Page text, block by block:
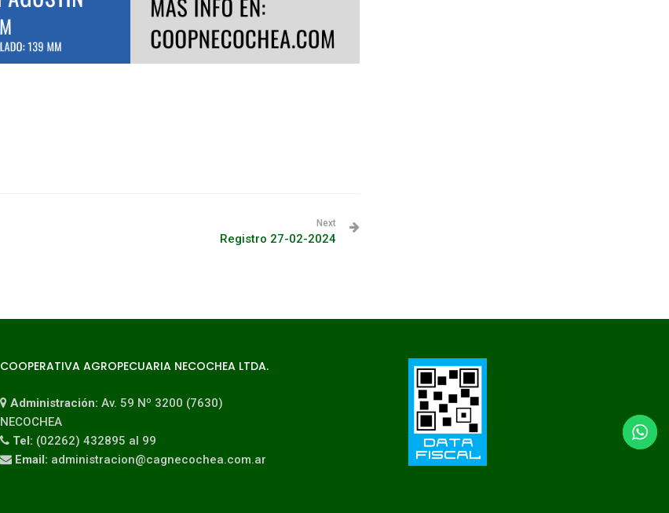
Next
Registro 27-02-2024
COOPERATIVA AGROPECUARIA NECOCHEA LTDA.
Administración: Av. 59 Nº 3200 (7630)
NECOCHEA
Tel: (02262) 432895 al 99
Email: administracion@cagnecochea.com.ar